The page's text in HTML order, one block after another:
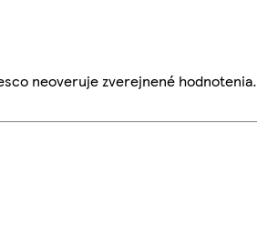
neoveruje zverejnené hodnotenia.